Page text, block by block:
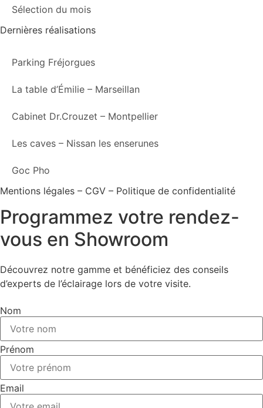
Sélection du mois
Dernières réalisations
Parking Fréjorgues
La table d’Émilie – Marseillan
Cabinet Dr.Crouzet – Montpellier
Les caves – Nissan les enserunes
Goc Pho
Mentions légales – CGV – Politique de confidentialité
Programmez votre rendez-
vous en Showroom
Découvrez notre gamme et bénéficiez des conseils
d’experts de l’éclairage lors de votre visite.
Nom
Prénom
Email